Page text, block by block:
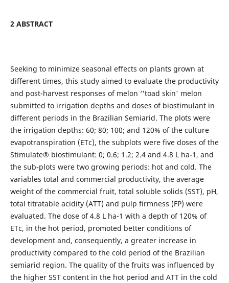
2 ABSTRACT
Seeking to minimize seasonal effects on plants grown at
different times, this study aimed to evaluate the productivity
and post-harvest responses of melon ‘'toad skin' melon
submitted to irrigation depths and doses of biostimulant in
different periods in the Brazilian Semiarid. The plots were
the irrigation depths: 60; 80; 100; and 120% of the culture
evapotranspiration (ETc), the subplots were five doses of the
Stimulate® biostimulant: 0; 0.6; 1.2; 2.4 and 4.8 L ha-1, and
the sub-plots were two growing periods: hot and cold. The
variables total and commercial productivity, the average
weight of the commercial fruit, total soluble solids (SST), pH,
total titratable acidity (ATT) and pulp firmness (FP) were
evaluated. The dose of 4.8 L ha-1 with a depth of 120% of
ETc, in the hot period, promoted better conditions of
development and, consequently, a greater increase in
productivity compared to the cold period of the Brazilian
semiarid region. The quality of the fruits was influenced by
the higher SST content in the hot period and ATT in the cold